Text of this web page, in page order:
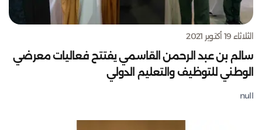
الثلاثاء 19 أكتوبر 2021
سالم بن عبد الرحمن القاسمي يفتتح فعاليات معرضي
الوطني للتوظيف والتعليم الدولي
null